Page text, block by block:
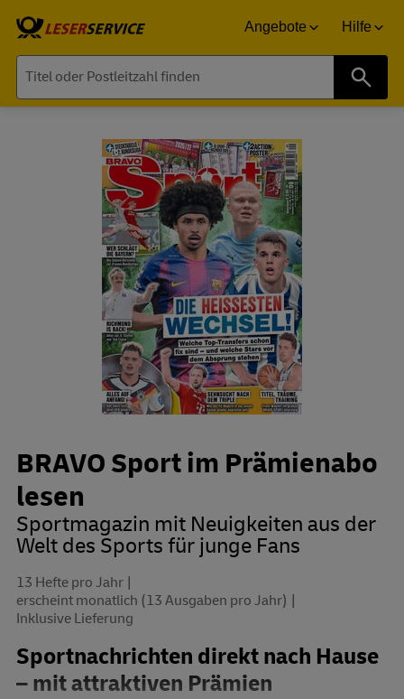
Angebote Hilfe
BRAVO Sport im Prämienabo
lesen
Sportmagazin mit Neuigkeiten aus der
Welt des Sports für junge Fans
13 Hefte pro Jahr
erscheint monatlich (13 Ausgaben pro Jahr)
Inklusive Lieferung
Sportnachrichten direkt nach Hause
– mit attraktiven Prämien